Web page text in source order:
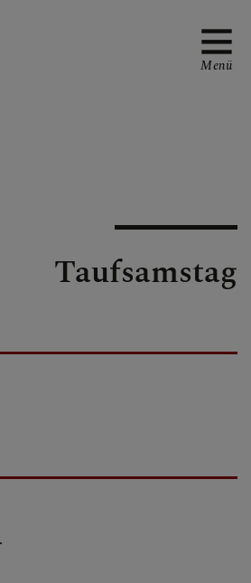
- KIRCHE
Menü
Taufsamstag